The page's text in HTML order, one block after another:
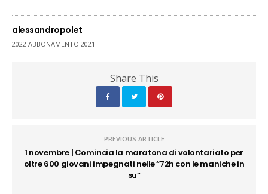
alessandropolet
2022 ABBONAMENTO 2021
Share This
PREVIOUS ARTICLE
1 novembre | Comincia la maratona di volontariato per
oltre 600 giovani impegnati nelle “72h con le maniche in
su”